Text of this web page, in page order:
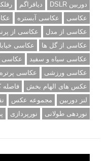
دوربین DSLR
دیافراگم
عکاسی
عکاسی آبستره
عکاسی از مدل
عکاسی از
عکاسی از گل ها
عکاسی
عکاسی سیاه و سفید
عکاسی
عکاسی ورزشی
عکاسی پرتره
عکس های الهام بخش
فاصله
لنز دوربین
مجموعه عکس
نوردهی طولانی
نورپردازی